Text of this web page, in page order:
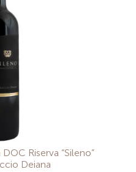
Riserva “Sileno”
Deiana